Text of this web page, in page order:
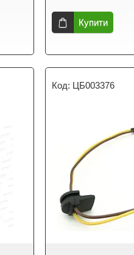
Купити
ЦБ003376